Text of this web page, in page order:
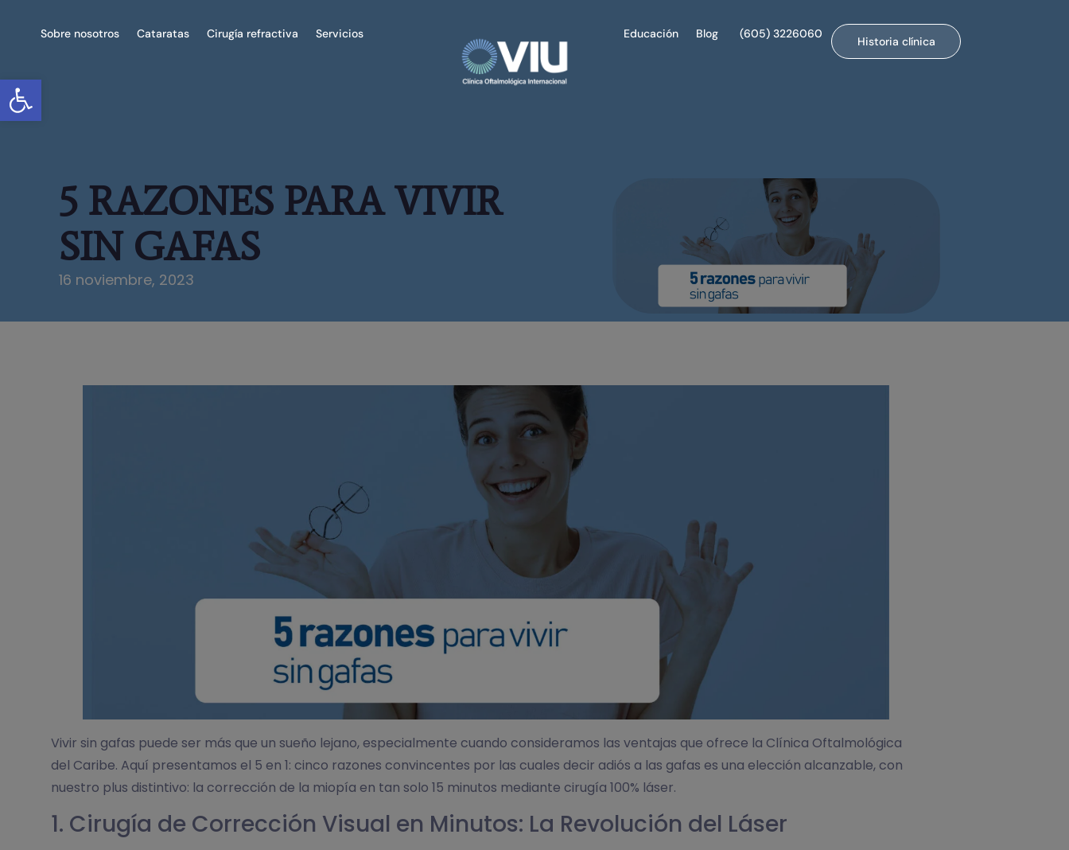
Abrir barra de herramientas
Sobre nosotros Cataratas Cirugía refractiva Servicios Educación Blog (605) 3226060
Historia clínica
5 RAZONES PARA VIVIR
SIN GAFAS
16 noviembre, 2023
Vivir sin gafas puede ser más que un sueño lejano, especialmente cuando consideramos las ventajas que ofrece la Clínica Oftalmológica
del Caribe. Aquí presentamos el 5 en 1: cinco razones convincentes por las cuales decir adiós a las gafas es una elección alcanzable, con
nuestro plus distintivo: la corrección de la miopía en tan solo 15 minutos mediante cirugía 100% láser.
1. Cirugía de Corrección Visual en Minutos: La Revolución del Láser